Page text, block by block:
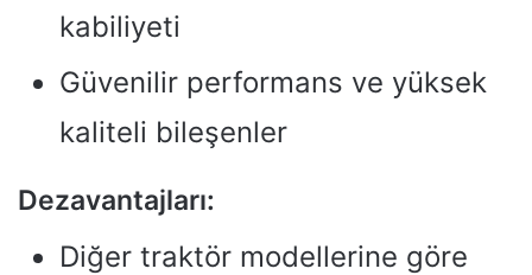
kabiliyeti
Güvenilir performans ve yüksek
kaliteli bileşenler
Dezavantajları:
Diğer traktör modellerine göre